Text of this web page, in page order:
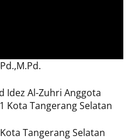
Idez Al-Zuhri Anggota
Kota Tangerang Selatan
Tangerang Selatan